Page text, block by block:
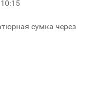
сумка через